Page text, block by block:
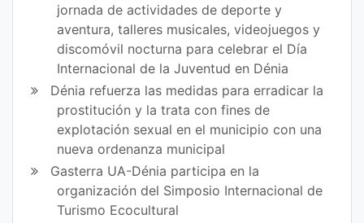
jornada de actividades de deporte y
aventura, talleres musicales, videojuegos y
discomóvil nocturna para celebrar el Día
Internacional de la Juventud en Dénia
Dénia refuerza las medidas para erradicar la
prostitución y la trata con fines de
explotación sexual en el municipio con una
nueva ordenanza municipal
Gasterra UA-Dénia participa en la
organización del Simposio Internacional de
Turismo Ecocultural